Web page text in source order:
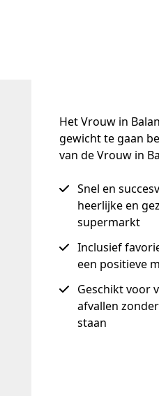
Het Vrouw in
gewicht te gaan
van de Vrouw in
Snel en
heerlijke en
supermarkt
Inclusief
een positieve
Geschikt voor
afvallen
staan